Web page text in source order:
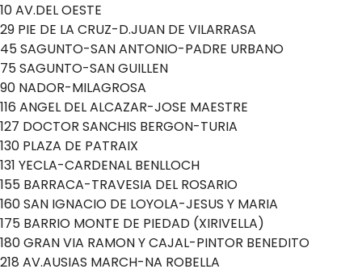
10 AV.DEL OESTE
29 PIE DE LA CRUZ-D.JUAN DE VILARRASA
45 SAGUNTO-SAN ANTONIO-PADRE URBANO
75 SAGUNTO-SAN GUILLEN
90 NADOR-MILAGROSA
116 ANGEL DEL ALCAZAR-JOSE MAESTRE
127 DOCTOR SANCHIS BERGON-TURIA
130 PLAZA DE PATRAIX
131 YECLA-CARDENAL BENLLOCH
155 BARRACA-TRAVESIA DEL ROSARIO
160 SAN IGNACIO DE LOYOLA-JESUS Y MARIA
175 BARRIO MONTE DE PIEDAD (XIRIVELLA)
180 GRAN VIA RAMON Y CAJAL-PINTOR BENEDITO
218 AV.AUSIAS MARCH-NA ROBELLA